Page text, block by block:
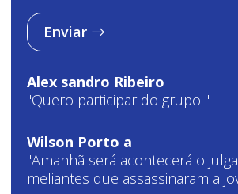
Enviar
Alex sandro Ribeiro
"Quero participar do grupo "
Wilson Porto a
"Amanhã será acontecerá o
meliantes que assassinaram a